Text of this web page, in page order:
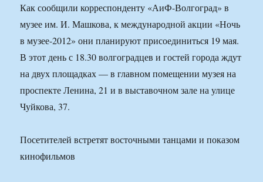
Как сообщили корреспонденту «АиФ-Волгоград» в
музее им. И. Машкова, к международной акции «Ночь
в музее-2012» они планируют присоединиться 19 мая.
В этот день с 18.30 волгоградцев и гостей города ждут
на двух площадках — в главном помещении музея на
проспекте Ленина, 21 и в выставочном зале на улице
Чуйкова, 37.
Посетителей встретят восточными танцами и показом
кинофильмов